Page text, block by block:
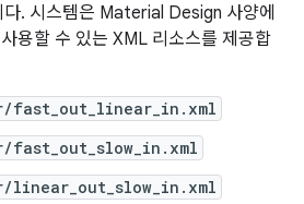
. 시스템은 Material Design 사양에
용할 수 있는 XML 리소스를 제공합
fast_out_linear_in.xml
fast_out_slow_in.xml
linear_out_slow_in.xml